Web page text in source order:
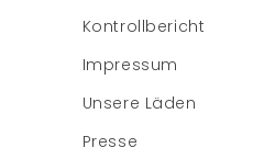
Kontrollbericht
Impressum
Unsere Läden
Presse